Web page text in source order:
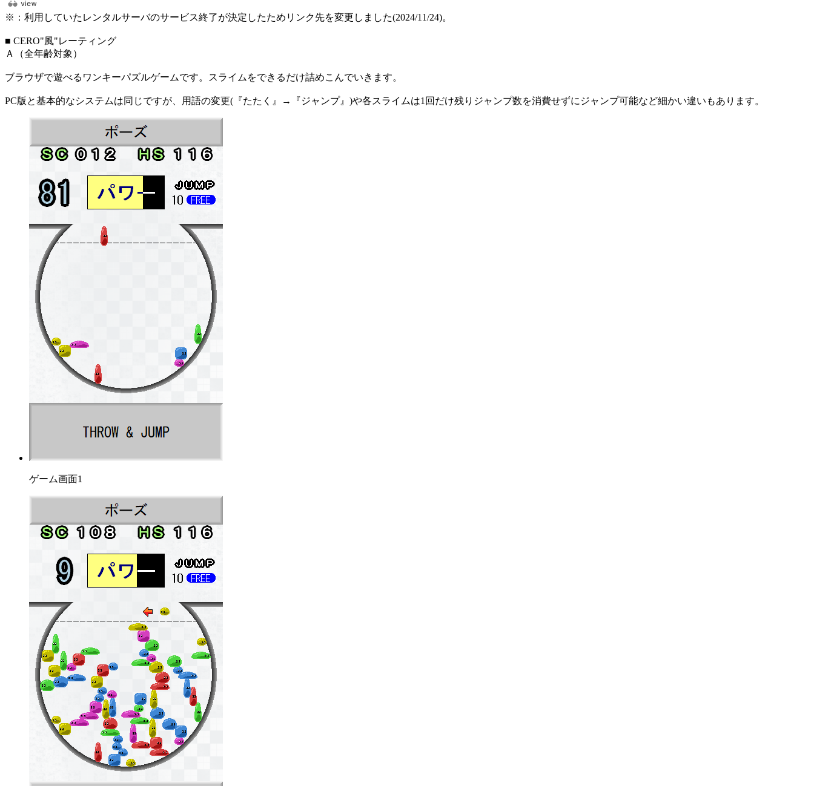
※：利用していたレンタルサーバのサービス終了が決定したためリンク先を変更しました(2024/11/24)。
■ CERO"風"レーティング
Ａ（全年齢対象）
ブラウザで遊べるワンキーパズルゲームです。スライムをできるだけ詰めこんでいきます。
PC版と基本的なシステムは同じですが、用語の変更(『たたく』→『ジャンプ』)や各スライムは1回だけ残りジャンプ数を消費せずにジャンプ可能など細かい違いもあります。
ゲーム画面1